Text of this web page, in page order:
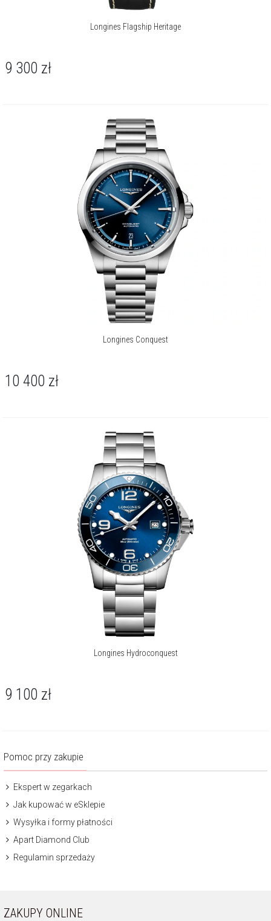
Longines Flagship Heritage
9 300 zł
Longines Conquest
10 400 zł
Longines Hydroconquest
9 100 zł
Pomoc przy zakupie
Ekspert w zegarkach
Jak kupować w eSklepie
Wysyłka i formy płatności
Apart Diamond Club
Regulamin sprzedaży
ZAKUPY ONLINE